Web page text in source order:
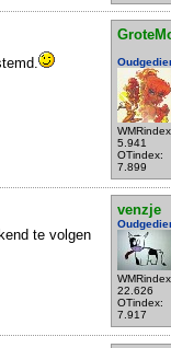
5.941
OTindex:
7.899
venzje
22.626
OTindex:
7.917
te volgen